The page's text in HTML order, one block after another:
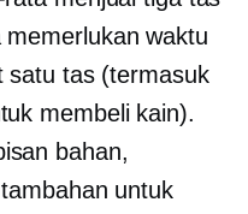
waktu
satu tas (termasuk
membeli kain).
bahan,
untuk